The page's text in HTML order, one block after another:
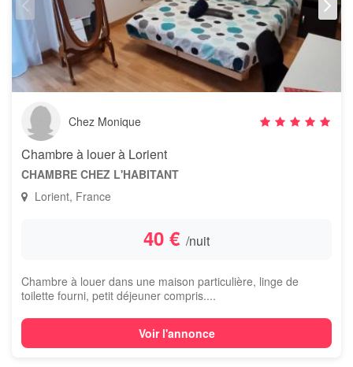
Chez Monique
Chambre à louer à Lorient
CHAMBRE CHEZ L'HABITANT
Lorient, France
40 € /nuit
Chambre à louer dans une maison particulière, linge de
toilette fourni, petit déjeuner compris....
Voir l'annonce